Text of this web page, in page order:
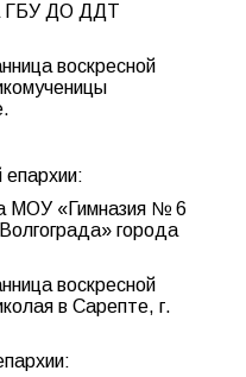
ГБУ ДО ДДТ
воскресной
епархии:
МОУ «Гимназия № 6
города
воскресной
в Сарепте, г.